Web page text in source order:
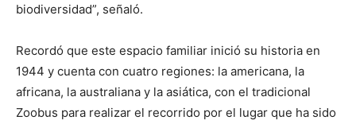
biodiversidad”, señaló.
Recordó que este espacio familiar inició su historia en
1944 y cuenta con cuatro regiones: la americana, la
africana, la australiana y la asiática, con el tradicional
Zoobus para realizar el recorrido por el lugar que ha sido